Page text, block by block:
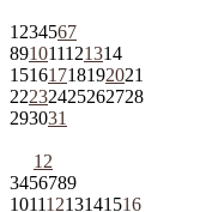
1 234567
891011121314
15161718192021
22232425262728
293031
1 2
3456789
10111213141516